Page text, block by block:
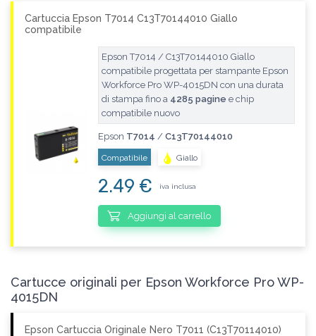
Cartuccia Epson T7014 C13T70144010 Giallo
compatibile
Epson T7014 / C13T70144010 Giallo
compatibile progettata per stampante Epson
Workforce Pro WP-4015DN con una durata
di stampa fino a 4285 pagine e chip
compatibile nuovo
Epson T7014 / C13T70144010
Compatibile Giallo
2.49 € iva inclusa
Aggiungi al carrello
Cartucce originali per Epson Workforce Pro WP-
4015DN
Epson Cartuccia Originale Nero T7011 (C13T70114010)